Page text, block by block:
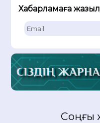
Хабарламаға
Соңғы